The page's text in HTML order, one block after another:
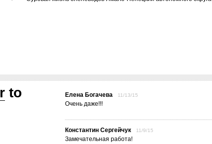
to
Елена Богачева 11/13/15
Очень даже!!!
Константин Сергейчук 11/9/15
Замечательная работа!